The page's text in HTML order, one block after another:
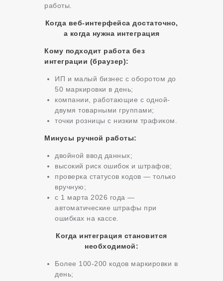
работы.
Когда веб-интерфейса достаточно,
а когда нужна интеграция
Кому подходит работа без
интеграции (браузер):
ИП и малый бизнес с оборотом до
50 маркировки в день;
компании, работающие с одной-
двумя товарными группами;
точки розницы с низким трафиком.
Минусы ручной работы:
двойной ввод данных;
высокий риск ошибок и штрафов;
проверка статусов кодов — только
вручную;
с 1 марта 2026 года —
автоматические штрафы при
ошибках на кассе.
Когда интеграция становится
необходимой:
Более 100-200 кодов маркировки в
день;